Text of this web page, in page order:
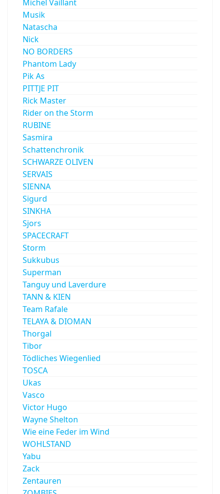
Michel Vaillant
Musik
Natascha
Nick
NO BORDERS
Phantom Lady
Pik As
PITTJE PIT
Rick Master
Rider on the Storm
RUBINE
Sasmira
Schattenchronik
SCHWARZE OLIVEN
SERVAIS
SIENNA
Sigurd
SINKHA
Sjors
SPACECRAFT
Storm
Sukkubus
Superman
Tanguy und Laverdure
TANN & KIEN
Team Rafale
TELAYA & DIOMAN
Thorgal
Tibor
Tödliches Wiegenlied
TOSCA
Ukas
Vasco
Victor Hugo
Wayne Shelton
Wie eine Feder im Wind
WOHLSTAND
Yabu
Zack
Zentauren